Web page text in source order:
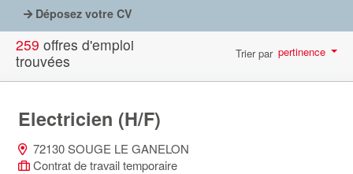
Déposez votre CV
259 offres d'emploi
trouvées
Trier par pertinence
Electricien (H/F)
72130 SOUGE LE GANELON
Contrat de travail temporaire